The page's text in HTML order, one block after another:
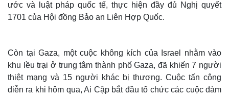
ước và luật pháp quốc tế, thực hiện đầy đủ Nghị quyết
1701 của Hội đồng Bảo an Liên Hợp Quốc.
Còn tại Gaza, một cuộc không kích của Israel nhằm vào
khu lều trại ở trung tâm thành phố Gaza, đã khiến 7 người
thiệt mạng và 15 người khác bị thương. Cuộc tấn công
diễn ra khi hôm qua, Ai Cập bắt đầu tổ chức các cuộc đàm